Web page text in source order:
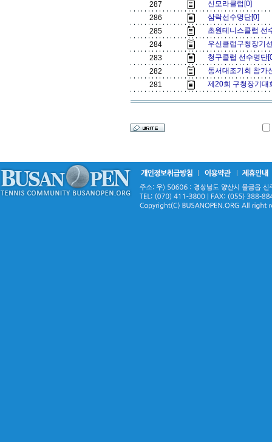
287
신모라클럽[0]
286
삼락선수명단[0]
285
초원테니스클럽
284
우신클럽구청장기
283
청구클럽 선수명
282
동서대조기회 참
281
제20회 구청장기